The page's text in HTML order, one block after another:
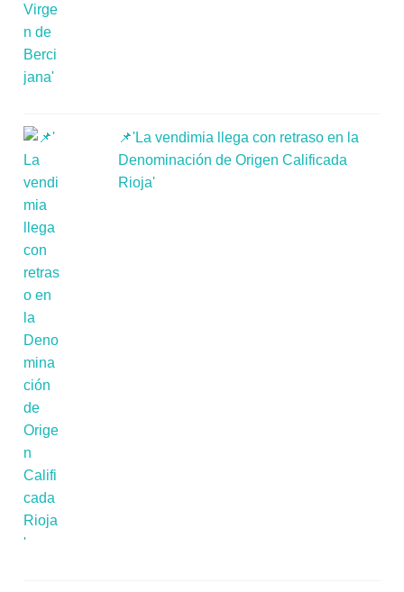
📌'La vendimia llega con retraso en la
Denominación de Origen Calificada
Rioja'